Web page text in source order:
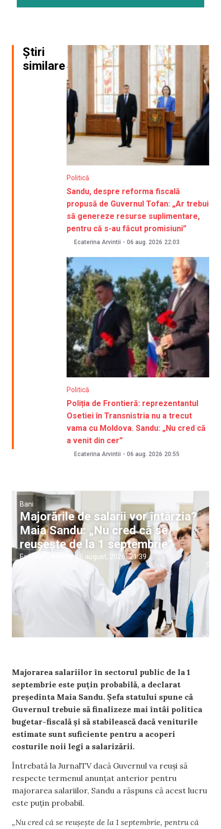
Știri
similare
Politică
Sandu, despre reforma fiscală
propusă de Guvernul Tofan: „Ar trebui
să genereze resurse suplimentare,
pentru că s-au făcut promisiuni”
Ecaterina Arvintii - 06 aug. 2026 22:03
Politică
Poliția de Frontieră: reprezentantul
Osetiei în Transnistria nu a trecut
vama cu Moldova. Sandu: „Nu cred că
a venit din cer”
Ecaterina Arvintii - 06 aug. 2026 20:55
Bani
Majorările de salarii vor întârzia?
Maia Sandu: „Nu cred că se
reușește de la 1 septembrie”
Ecaterina Arvintii 6 august, 2026 21:39
Majorarea salariilor în sectorul public de la 1
septembrie este puțin probabilă, a declarat
președinta Maia Sandu. Șefa statului spune că
Guvernul trebuie să finalizeze mai întâi politica
bugetar-fiscală și să stabilească dacă veniturile
estimate sunt suficiente pentru a acoperi
costurile noii legi a salarizării.
Întrebată la JurnalTV dacă Guvernul va reuși să
respecte termenul anunțat anterior pentru
majorarea salariilor, Sandu a răspuns că acest lucru
este puțin probabil.
„Nu cred că se reușește de la 1 septembrie, pentru că